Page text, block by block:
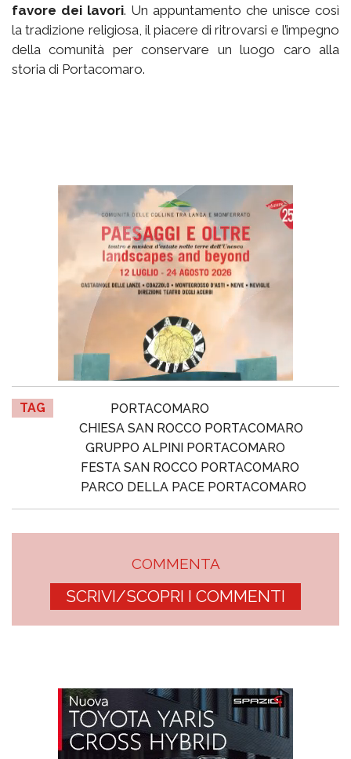
favore dei lavori. Un appuntamento che unisce così
la tradizione religiosa, il piacere di ritrovarsi e l’impegno
della comunità per conservare un luogo caro alla
storia di Portacomaro.
TAG
PORTACOMARO
CHIESA SAN ROCCO PORTACOMARO
GRUPPO ALPINI PORTACOMARO
FESTA SAN ROCCO PORTACOMARO
PARCO DELLA PACE PORTACOMARO
COMMENTA
SCRIVI/SCOPRI I COMMENTI